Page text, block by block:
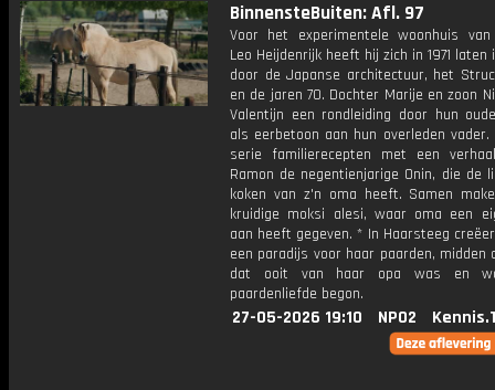
BinnensteBuiten: Afl. 97
Voor het experimentele woonhuis
Leo Heijdenrijk heeft hij zich in 1971 laten
door de Japanse architectuur, het
en de jaren 70. Dochter Marije en zoon
Valentijn een rondleiding door hun
als eerbetoon aan hun overleden vader.
serie familierecepten met een
Ramon de negentienjarige Onin, die de
koken van z'n oma heeft. Samen
kruidige moksi alesi, waar oma een
aan heeft gegeven. * In Haarsteeg
een paradijs voor haar paarden, midden
dat ooit van haar opa was en
paardenliefde begon.
27-05-2026 19:10 NPO2